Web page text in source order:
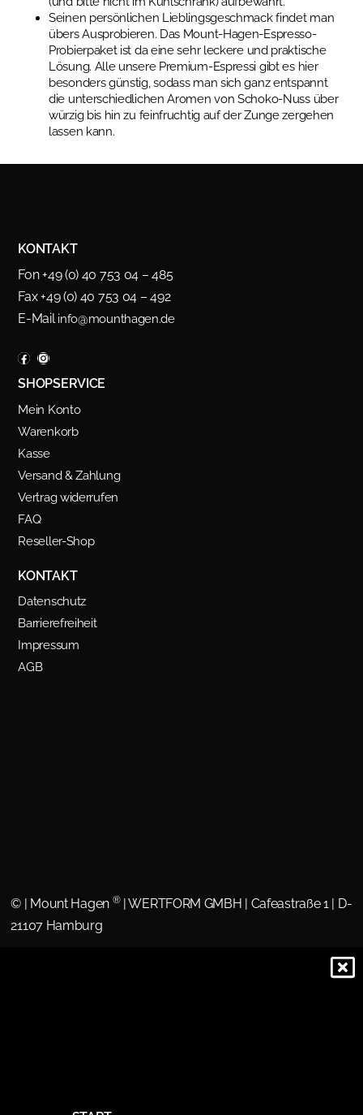
Seinen persönlichen Lieblingsgeschmack findet man
übers Ausprobieren. Das Mount-Hagen-Espresso-
Probierpaket ist da eine sehr leckere und praktische
Lösung. Alle unsere Premium-Espressi gibt es hier
besonders günstig, sodass man sich ganz entspannt
die unterschiedlichen Aromen von Schoko-Nuss über
würzig bis hin zu feinfruchtig auf der Zunge zergehen
lassen kann.
KONTAKT
Fon +49 (0) 40 753 04 – 485
Fax +49 (0) 40 753 04 – 492
E-Mailinfo@mounthagen.de
SHOPSERVICE
Mein Konto
Warenkorb
Kasse
Versand & Zahlung
Vertrag widerrufen
FAQ
Reseller-Shop
KONTAKT
Datenschutz
Barrierefreiheit
Impressum
AGB
© | Mount Hagen ®| WERTFORM GMBH | Cafeastraße 1 | D-
21107 Hamburg